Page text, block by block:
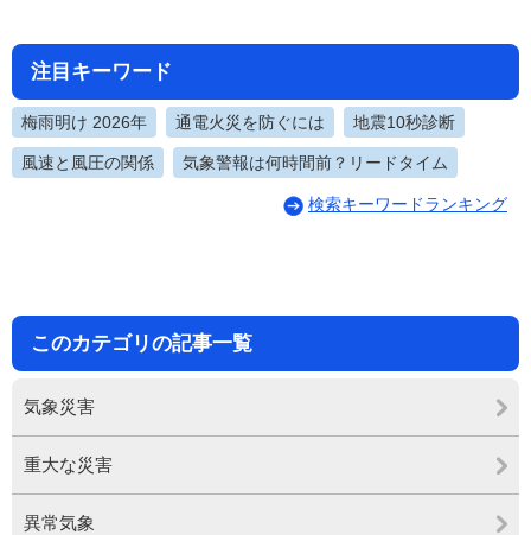
注目キーワード
梅雨明け 2026年 通電火災を防ぐには 地震10秒診断
風速と風圧の関係 気象警報は何時間前？リードタイム
検索キーワードランキング
このカテゴリの記事一覧
気象災害
重大な災害
異常気象